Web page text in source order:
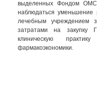
выделенных Фондом ОМС
наблюдаться
лечебным
затратами на закупку
клиническую
фармакоэкономики.